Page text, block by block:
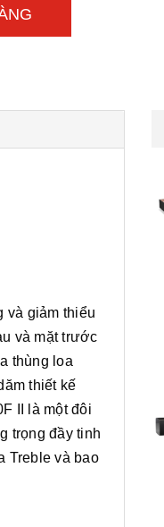
và giảm thiểu
và mặt trước
thùng loa
thiết kế
II là một đôi
trọng đầy tinh
Treble và bao